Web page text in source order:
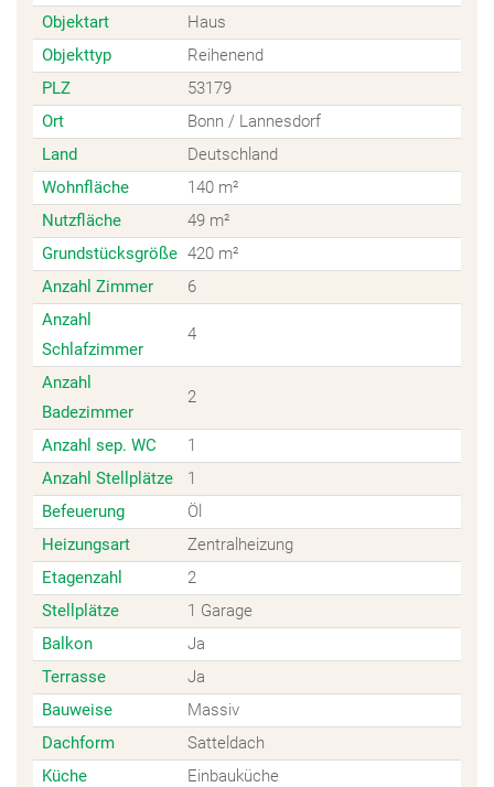
Objektart
Haus
Objekttyp
Reihenend
PLZ
53179
Ort
Bonn / Lannesdorf
Land
Deutschland
Wohnfläche
140 m²
Nutzfläche
49 m²
Grundstücksgröße 420 m²
Anzahl Zimmer
6
Anzahl
Schlafzimmer
4
Anzahl
Badezimmer
2
Anzahl sep. WC
1
Anzahl Stellplätze
1
Befeuerung
Öl
Heizungsart
Zentralheizung
Etagenzahl
2
Stellplätze
1 Garage
Balkon
Ja
Terrasse
Ja
Bauweise
Massiv
Dachform
Satteldach
Küche
Einbauküche